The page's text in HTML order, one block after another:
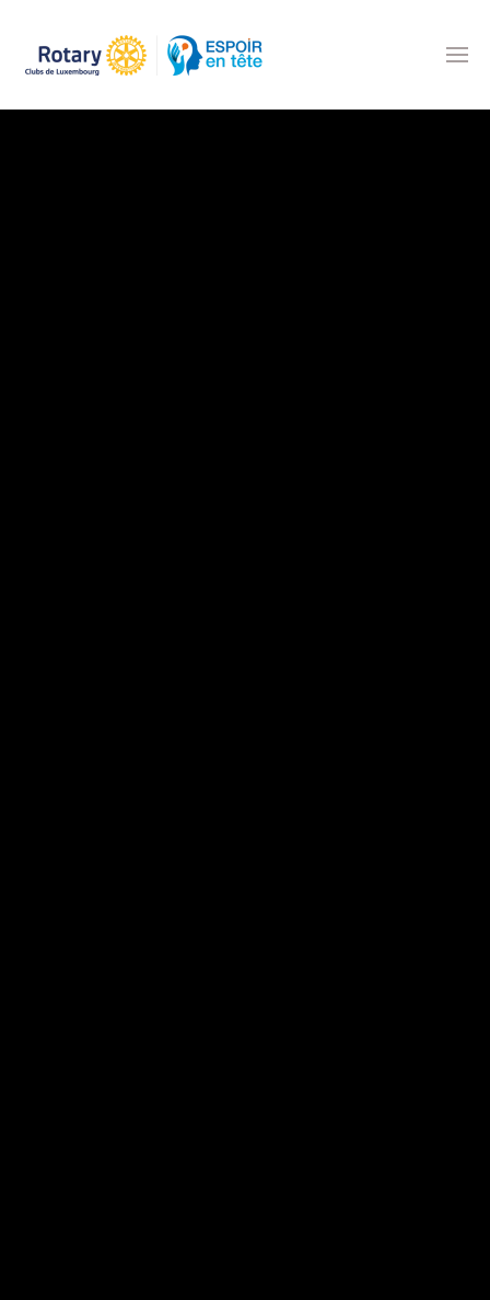
Accéder au contenu principal